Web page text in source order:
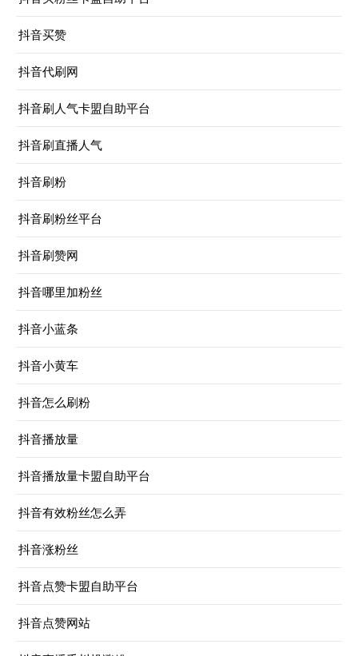
抖音买赞
抖音代刷网
抖音刷人气卡盟自助平台
抖音刷直播人气
抖音刷粉
抖音刷粉丝平台
抖音刷赞网
抖音哪里加粉丝
抖音小蓝条
抖音小黄车
抖音怎么刷粉
抖音播放量
抖音播放量卡盟自助平台
抖音有效粉丝怎么弄
抖音涨粉丝
抖音点赞卡盟自助平台
抖音点赞网站